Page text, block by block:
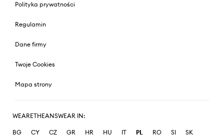
Polityka prywatności
Regulamin
Dane firmy
Twoje Cookies
Mapa strony
WEARETHEANSWEAR IN:
BG CY CZ GR HR HU IT PL RO SI SK